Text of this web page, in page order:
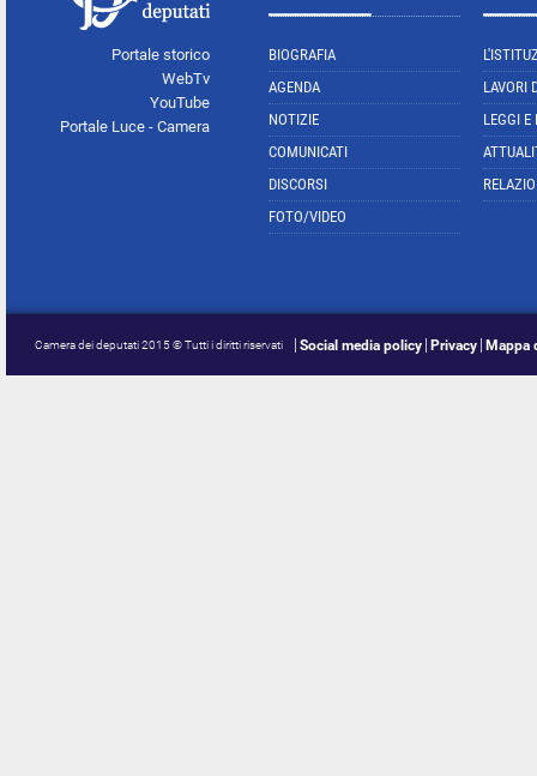
Portale storico
WebTv
YouTube
Portale Luce - Camera
BIOGRAFIA
AGENDA
NOTIZIE
COMUNICATI
DISCORSI
FOTO/VIDEO
LAVORI
LEGGI E
Camera dei deputati 2015 © Tutti i diritti riservati Social media policy Privacy Mappa